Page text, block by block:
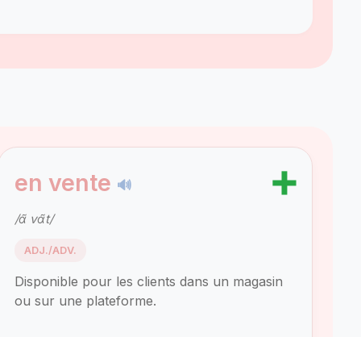
en vente 🔊 ➕
/ɑ̃ vɑ̃t/
ADJ./ADV.
Disponible pour les clients dans un magasin
ou sur une plateforme.